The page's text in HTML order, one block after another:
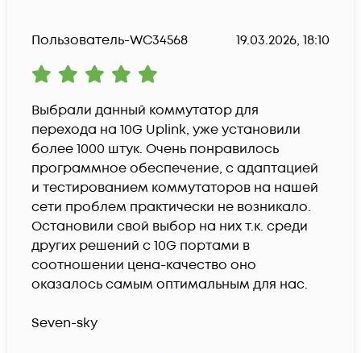
Пользователь-WC34568 19.03.2026, 18:10
Выбрали данный коммутатор для
перехода на 10G Uplink, уже установили
более 1000 штук. Очень понравилось
программное обеспечение, с адаптацией
и тестированием коммутаторов на нашей
сети проблем практически не возникало.
Остановили свой выбор на них т.к. среди
других решений с 10G портами в
соотношении цена-качество оно
оказалось самым оптимальным для нас.
Seven-sky